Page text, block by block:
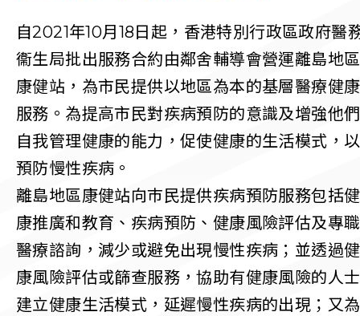
自2021年10月18日起，香港特別行政區政府醫
衞生局批出服務合約由鄰舍輔導會營運離島地區
康健站，為市民提供以地區為本的基層醫療健康
服務。為提高市民對疾病預防的意識及增強他們
自我管理健康的能力，促使健康的生活模式，以
預防慢性疾病。
離島地區康健站向巿民提供疾病預防服務包括健
康推廣和教育、疾病預防、健康風險評估及專職
醫療諮詢，減少或避免出現慢性疾病；並透過健
康風險評估或篩查服務，協助有健康風險的人士
建立健康生活模式，延遲慢性疾病的出現；又為
同為世界添笑臉
曲/編曲：郭蓋愆 監製：譚子舜